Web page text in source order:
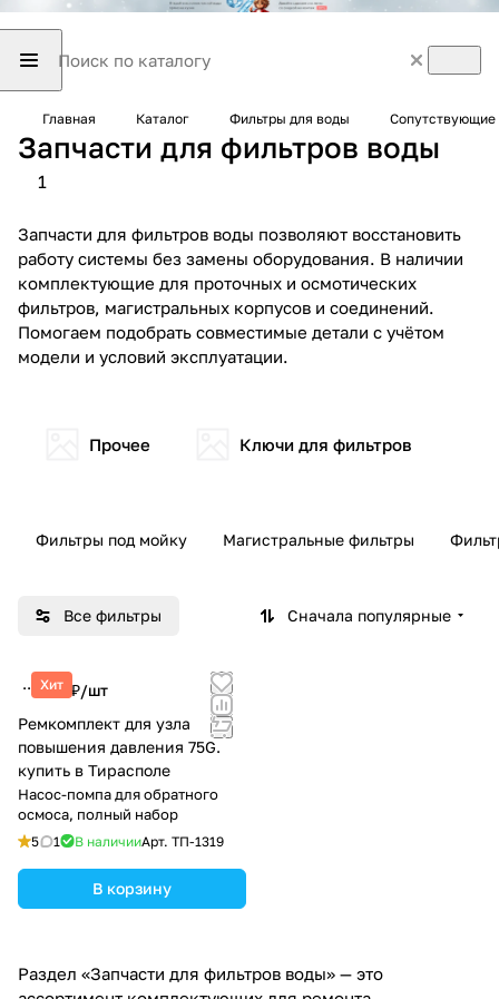
Главная Каталог Фильтры для воды
Запчасти для фильтров воды
1
Запчасти для фильтров воды позволяют восстановить
работу системы без замены оборудования. В наличии
комплектующие для проточных и осмотических
фильтров, магистральных корпусов и соединений.
Помогаем подобрать совместимые детали с учётом
модели и условий эксплуатации.
Прочее Ключи для фильтров
Фильтры под мойку Магистральные фильтры
Все фильтры Сначала популярные
Хит
857 ₽/шт
Ремкомплект для узла
повышения давления 75G.
купить в Тирасполе
Насос-помпа для обратного
осмоса, полный набор
5 1 В наличииАрт. ТП-1319
В корзину
Раздел «Запчасти для фильтров воды» — это